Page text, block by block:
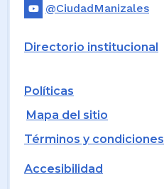
@CiudadManizales
Directorio institucional
Políticas
Mapa del sitio
Términos y condiciones
Accesibilidad